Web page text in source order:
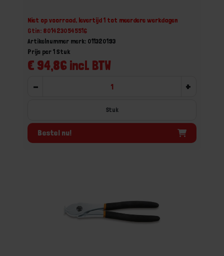
Niet op voorraad, levertijd 1 tot meerdere werkdagen
Gtin: 8014230545516
Artikelnummer merk: 011320193
€ 94,86 incl. BTW
Prijs per 1 Stuk
- +
Stuk
Bestel nu!